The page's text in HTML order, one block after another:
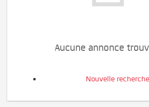
Aucune annonce
Nouvelle recherche